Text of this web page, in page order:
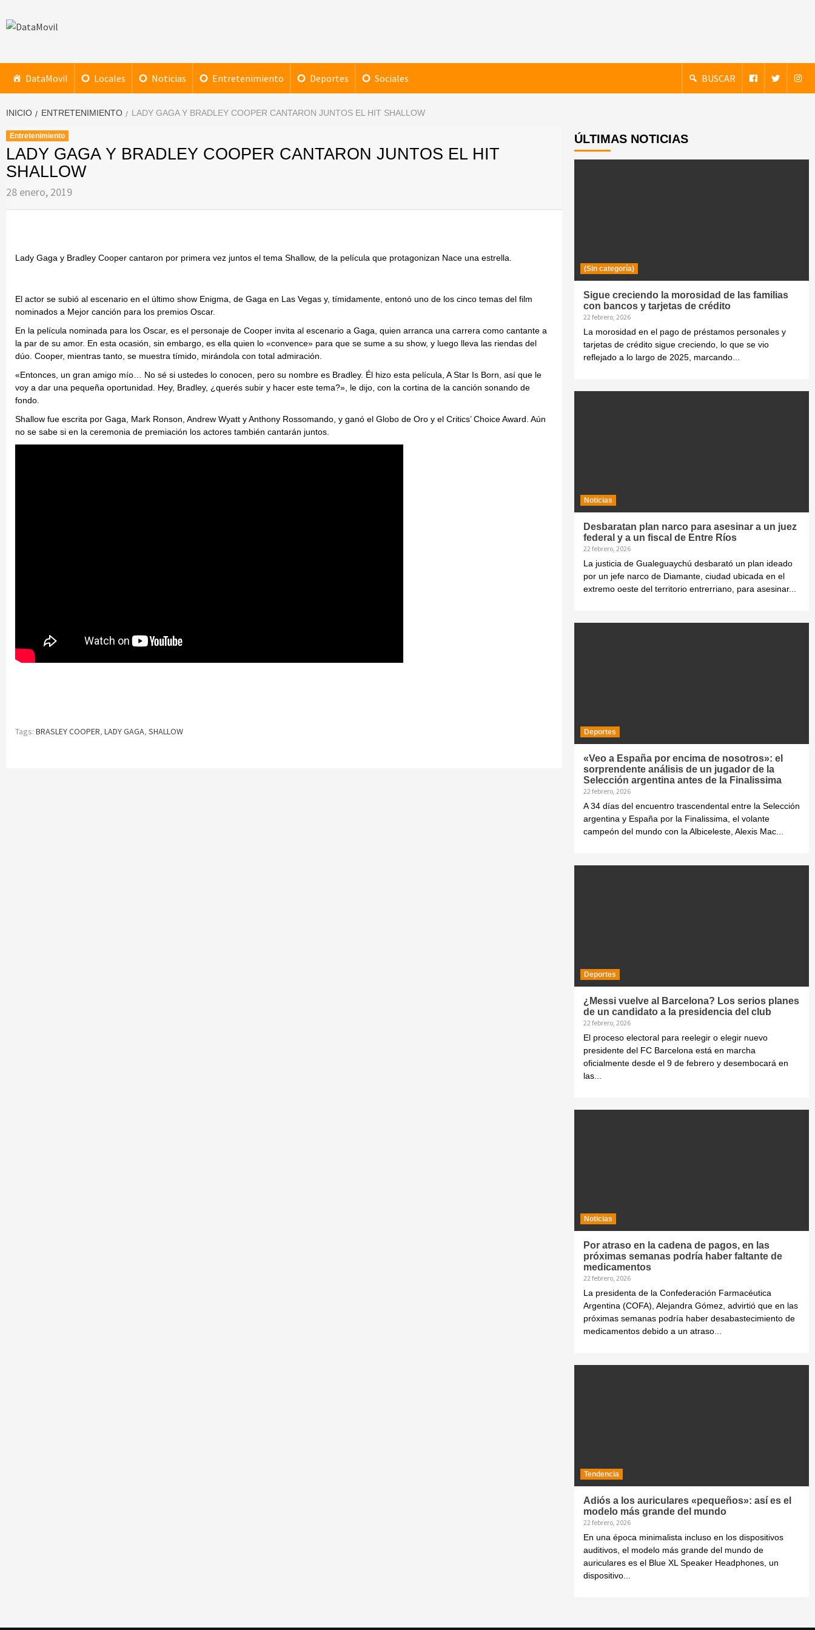
al
DataMovil
DataMovil Locales Noticias Entretenimiento Deportes Sociales BUSCAR
INICIO ENTRETENIMIENTO LADY GAGA Y BRADLEY COOPER CANTARON JUNTOS EL HIT SHALLOW
Entretenimiento
LADY GAGA Y BRADLEY COOPER CANTARON JUNTOS EL HIT
SHALLOW
28 enero, 2019
Lady Gaga y Bradley Cooper cantaron por primera vez juntos el tema Shallow, de la película que protagonizan Nace una estrella.
El actor se subió al escenario en el último show Enigma, de Gaga en Las Vegas y, tímidamente, entonó uno de los cinco temas del film
nominados a Mejor canción para los premios Oscar.
En la película nominada para los Oscar, es el personaje de Cooper invita al escenario a Gaga, quien arranca una carrera como cantante a
la par de su amor. En esta ocasión, sin embargo, es ella quien lo «convence» para que se sume a su show, y luego lleva las riendas del
dúo. Cooper, mientras tanto, se muestra tímido, mirándola con total admiración.
«Entonces, un gran amigo mío… No sé si ustedes lo conocen, pero su nombre es Bradley. Él hizo esta película, A Star Is Born, así que le
voy a dar una pequeña oportunidad. Hey, Bradley, ¿querés subir y hacer este tema?», le dijo, con la cortina de la canción sonando de
fondo.
Shallow fue escrita por Gaga, Mark Ronson, Andrew Wyatt y Anthony Rossomando, y ganó el Globo de Oro y el Critics’ Choice Award. Aún
no se sabe si en la ceremonia de premiación los actores también cantarán juntos.
Tags: BRASLEY COOPER, LADY GAGA, SHALLOW
ÚLTIMAS NOTICIAS
(Sin categoría)
Sigue creciendo la morosidad de las familias
con bancos y tarjetas de crédito
22 febrero, 2026
La morosidad en el pago de préstamos personales y
tarjetas de crédito sigue creciendo, lo que se vio
reflejado a lo largo de 2025, marcando...
Noticias
Desbaratan plan narco para asesinar a un juez
federal y a un fiscal de Entre Ríos
22 febrero, 2026
La justicia de Gualeguaychú desbarató un plan ideado
por un jefe narco de Diamante, ciudad ubicada en el
extremo oeste del territorio entrerriano, para asesinar...
Deportes
«Veo a España por encima de nosotros»: el
sorprendente análisis de un jugador de la
Selección argentina antes de la Finalissima
22 febrero, 2026
A 34 días del encuentro trascendental entre la Selección
argentina y España por la Finalissima, el volante
campeón del mundo con la Albiceleste, Alexis Mac...
Deportes
¿Messi vuelve al Barcelona? Los serios planes
de un candidato a la presidencia del club
22 febrero, 2026
El proceso electoral para reelegir o elegir nuevo
presidente del FC Barcelona está en marcha
oficialmente desde el 9 de febrero y desembocará en
las...
Noticias
Por atraso en la cadena de pagos, en las
próximas semanas podría haber faltante de
medicamentos
22 febrero, 2026
La presidenta de la Confederación Farmacéutica
Argentina (COFA), Alejandra Gómez, advirtió que en las
próximas semanas podría haber desabastecimiento de
medicamentos debido a un atraso...
Tendencia
Adiós a los auriculares «pequeños»: así es el
modelo más grande del mundo
22 febrero, 2026
En una época minimalista incluso en los dispositivos
auditivos, el modelo más grande del mundo de
auriculares es el Blue XL Speaker Headphones, un
dispositivo...